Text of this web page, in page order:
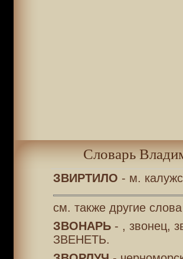
Словарь
ЗВИРТИЛО - м.
см. также другие
ЗВОНАРЬ- , звонец,
ЗВЕНЕТЬ.